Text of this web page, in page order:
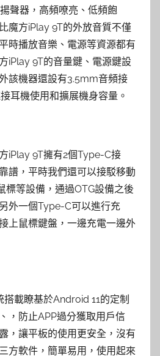
聲器，高頻嘹亮、低頻飽
魔方iPlay 9T的外放音質不僅
時播放音樂、電源等資源都有
iPlay 9T的音量鍵、電源鍵設
該機器還設有3.5mm音頻接
耳機使用和擴展機身容量。
iPlay 9T擁有2個Type-C接
譜，平時我們還可以接駁移動
標等設備，通過OTG設備之後
外一個Type-C可以進行充
上鼠標鍵盤，一邊充電一邊外
載瞭基於Android 11的定制
，防止APP過分獲取用戶信
，讓平板的使用更安全，沒有
方軟件，簡單易用，使用起來